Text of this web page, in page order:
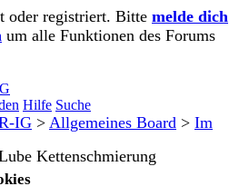
oder registriert. Bitte melde dich
um alle Funktionen des Forums
Hilfe Suche
IG > Allgemeines Board > Im
Kettenschmierung